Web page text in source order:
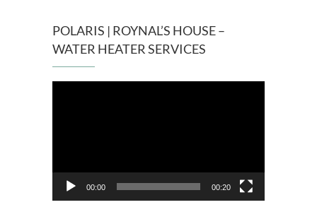
POLARIS | ROYNAL’S HOUSE –
WATER HEATER SERVICES
00:00 00:20